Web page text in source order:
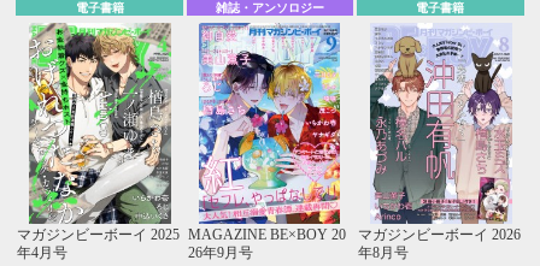
電子書籍
マガジンビーボーイ 2025
年4月号
雑誌・アンソロジー
MAGAZINE BE×BOY 20
26年9月号
電子書籍
マガジンビーボーイ 2026
年8月号